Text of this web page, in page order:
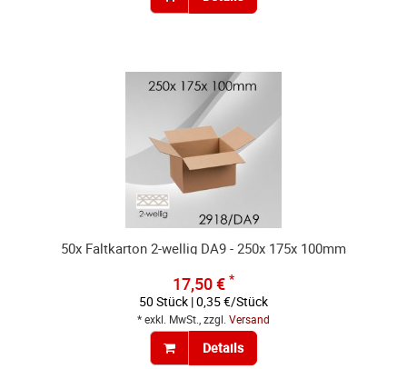
50x Faltkarton 2-wellig DA9 - 250x 175x 100mm
17,50 € *
50 Stück | 0,35 €/Stück
* exkl. MwSt., zzgl. Versand
Details